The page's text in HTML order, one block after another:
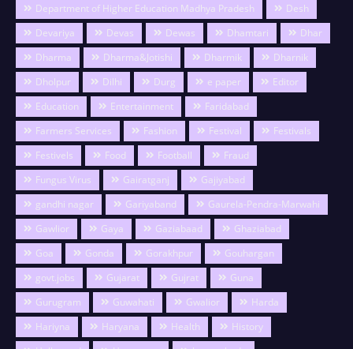
Department of Higher Education Madhya Pradesh
Desh
Devariya
Devas Dewas Dhamtari
Dhar
Dharma
Dharma&Jotishi Dharmik
Dharnik
Dholpur
Dilhi Durg e paper
Editor
Education
Entertainment
Faridabad
Farmers Services
Fashion Festival
Festivals
Festivels
Food Football
Fraud
Fungus Virus
Gairatganj
Gajiyabad
gandhi nagar
Gariyaband
Gaurela-Pendra-Marwahi
Gawlior
Gaya Gaziabaad
Ghaziabad
Goa
Gonda Gorakhpur
Gouhargan
govt.jobs
Gujarat Gujrat
Guna
Gurugram
Guwahati Gwalior
Harda
Hariyna
Haryana Health
History